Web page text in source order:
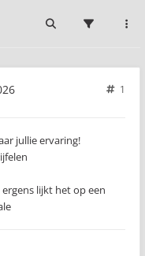
1
jullie ervaring!
lijkt het op een